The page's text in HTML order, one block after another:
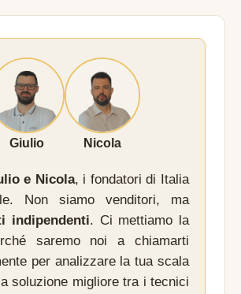
Giulio Nicola
e Nicola, i fondatori di Italia
Non siamo venditori, ma
indipendenti. Ci mettiamo la
saremo noi a chiamarti
per analizzare la tua scala
soluzione migliore tra i tecnici